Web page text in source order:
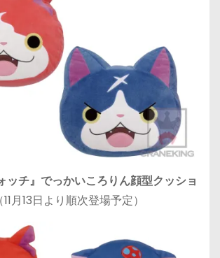
ッチ』でっかいころりん顔型クッショ
（11月13日より順次登場予定）